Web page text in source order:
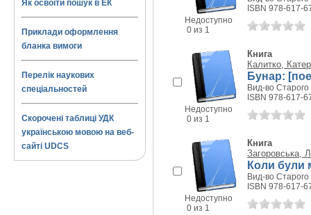
Як освоїти пошук в ЕК
Приклади оформлення
бланка вимоги
Перелік наукових
спеціальностей
Скорочені таблиці УДК
українською мовою на веб-
сайті UDCS
Недоступно
0 из 1
ISBN 978-617-
Недоступно
0 из 1
Книга
Калитко,
Бунар:
Вид-во Старого
ISBN 978-617-
Недоступно
0 из 1
Книга
Загоровська,
Коли були
Вид-во Старого
ISBN 978-617-